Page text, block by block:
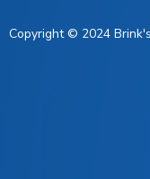
Copyright © 2024